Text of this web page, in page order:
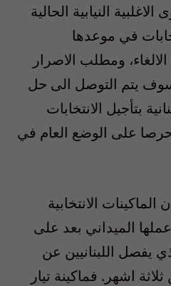
النيابية الحالية
في موعدها
ومطلب الاصرار
سوف يتم التوصل الى حل
بتأجيل الانتخابات
حرصا على الوضع العام في
الانتخابية
الميداني بعد على
يفصل اللبنانيين عن
اشهر. فماكينة تيار